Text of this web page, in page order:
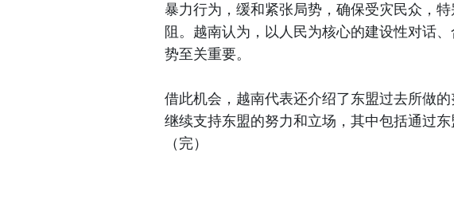
暴力行为，缓和紧张局势，确保受灾民众，
阻。越南认为，以人民为核心的建设性对话
势至关重要。
借此机会，越南代表还介绍了东盟过去所做
继续支持东盟的努力和立场，其中包括通过东
（完）